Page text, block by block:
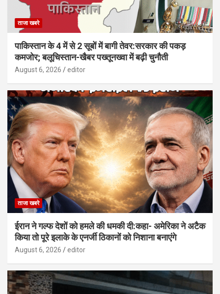
ताजा खबरे
पाकिस्तान के 4 में से 2 सूबों में बागी तेवर:सरकार की पकड़
कमजोर; बलूचिस्तान-खैबर पख्तूनख्वा में बढ़ी चुनौती
August 6, 2026 editor
ताजा खबरे
ईरान ने गल्फ देशों को हमले की धमकी दी:कहा- अमेरिका ने अटैक
किया तो पूरे इलाके के एनर्जी ठिकानों को निशाना बनाएंगे
August 6, 2026 editor